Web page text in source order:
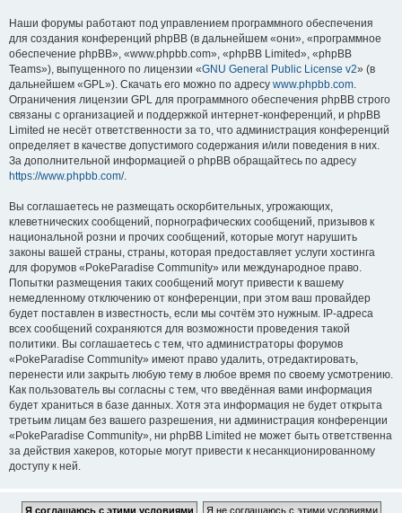
Наши форумы работают под управлением программного обеспечения
для создания конференций phpBB (в дальнейшем «они», «программное
обеспечение phpBB», «www.phpbb.com», «phpBB Limited», «phpBB
Teams»), выпущенного по лицензии «GNU General Public License v2» (в
дальнейшем «GPL»). Скачать его можно по адресу www.phpbb.com.
Ограничения лицензии GPL для программного обеспечения phpBB строго
связаны с организацией и поддержкой интернет-конференций, и phpBB
Limited не несёт ответственности за то, что администрация конференций
определяет в качестве допустимого содержания и/или поведения в них.
За дополнительной информацией о phpBB обращайтесь по адресу
https://www.phpbb.com/.
Вы соглашаетесь не размещать оскорбительных, угрожающих,
клеветнических сообщений, порнографических сообщений, призывов к
национальной розни и прочих сообщений, которые могут нарушить
законы вашей страны, страны, которая предоставляет услуги хостинга
для форумов «PokeParadise Community» или международное право.
Попытки размещения таких сообщений могут привести к вашему
немедленному отключению от конференции, при этом ваш провайдер
будет поставлен в известность, если мы сочтём это нужным. IP-адреса
всех сообщений сохраняются для возможности проведения такой
политики. Вы соглашаетесь с тем, что администраторы форумов
«PokeParadise Community» имеют право удалить, отредактировать,
перенести или закрыть любую тему в любое время по своему усмотрению.
Как пользователь вы согласны с тем, что введённая вами информация
будет храниться в базе данных. Хотя эта информация не будет открыта
третьим лицам без вашего разрешения, ни администрация конференции
«PokeParadise Community», ни phpBB Limited не может быть ответственна
за действия хакеров, которые могут привести к несанкционированному
доступу к ней.